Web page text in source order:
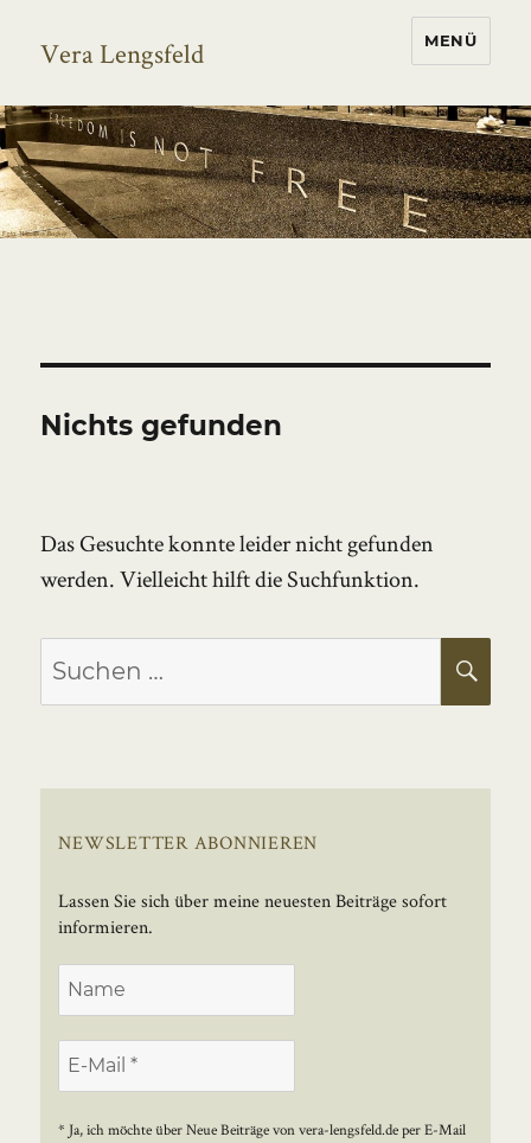
Vera Lengsfeld MENÜ
Nichts gefunden
Das Gesuchte konnte leider nicht gefunden
werden. Vielleicht hilft die Suchfunktion.
Suchen
nach:
NEWSLETTER ABONNIEREN
Lassen Sie sich über meine neuesten Beiträge sofort
informieren.
* Ja, ich möchte über Neue Beiträge von vera-lengsfeld.de per E-Mail